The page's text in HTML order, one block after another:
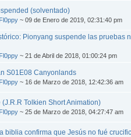
(solventado)
Fl0ppy ~ 09 de Enero de 2019, 02:31:40 pm
Pionyang suspende las pruebas
Fl0ppy ~ 21 de Abril de 2018, 01:00:24 pm
S01E08 Canyonlands
Fl0ppy ~ 16 de Marzo de 2018, 12:42:36 am
Tolkien Short Animation)
Fl0ppy ~ 25 de Marzo de 2018, 04:27:47 am
biblia confirma que Jesús no fué